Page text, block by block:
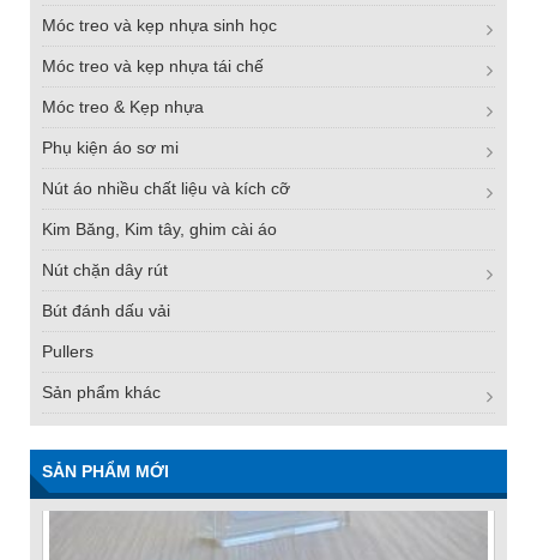
Móc treo và kẹp nhựa sinh học
Móc treo và kẹp nhựa tái chế
Móc treo & Kẹp nhựa
Phụ kiện áo sơ mi
Nút áo nhiều chất liệu và kích cỡ
Kim Băng, Kim tây, ghim cài áo
Nút chặn dây rút
Bút đánh dấu vải
Pullers
Sản phẩm khác
SẢN PHẨM MỚI